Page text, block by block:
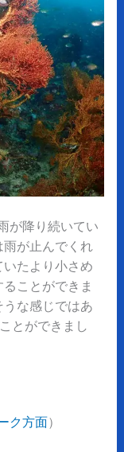
が降り続いてい
が止んでくれ
たより小さめ
ことができま
な感じではあ
とができまし
ク方面）